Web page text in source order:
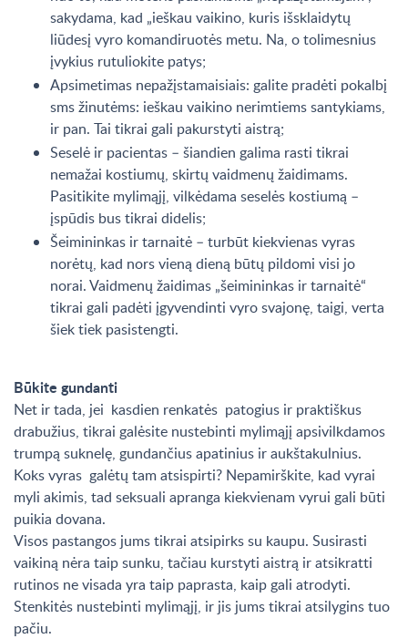
sakydama, kad „ieškau vaikino, kuris išsklaidytų
liūdesį vyro komandiruotės metu. Na, o tolimesnius
įvykius rutuliokite patys;
Apsimetimas nepažįstamaisiais: galite pradėti pokalbį
sms žinutėms: ieškau vaikino nerimtiems santykiams,
ir pan. Tai tikrai gali pakurstyti aistrą;
Seselė ir pacientas – šiandien galima rasti tikrai
nemažai kostiumų, skirtų vaidmenų žaidimams.
Pasitikite mylimąjį, vilkėdama seselės kostiumą –
įspūdis bus tikrai didelis;
Šeimininkas ir tarnaitė – turbūt kiekvienas vyras
norėtų, kad nors vieną dieną būtų pildomi visi jo
norai. Vaidmenų žaidimas „šeimininkas ir tarnaitė“
tikrai gali padėti įgyvendinti vyro svajonę, taigi, verta
šiek tiek pasistengti.
Būkite gundanti
Net ir tada, jei kasdien renkatės patogius ir praktiškus
drabužius, tikrai galėsite nustebinti mylimąjį apsivilkdamos
trumpą suknelę, gundančius apatinius ir aukštakulnius.
Koks vyras galėtų tam atsispirti? Nepamirškite, kad vyrai
myli akimis, tad seksuali apranga kiekvienam vyrui gali būti
puikia dovana.
Visos pastangos jums tikrai atsipirks su kaupu. Susirasti
vaikiną nėra taip sunku, tačiau kurstyti aistrą ir atsikratti
rutinos ne visada yra taip paprasta, kaip gali atrodyti.
Stenkitės nustebinti mylimąjį, ir jis jums tikrai atsilygins tuo
pačiu.